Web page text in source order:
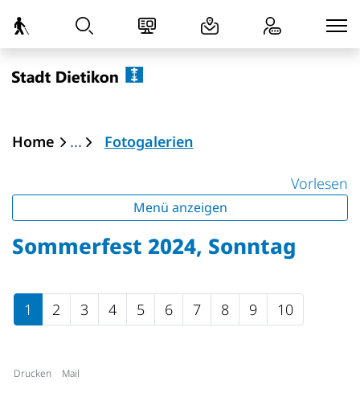
zur Startseite
Direkt zur Hauptnavigation
Direkt zum Inhalt
Direkt zur Suche
Direkt zum Stichwortverzeichnis
Dietikon
Home Fotogalerien(ausgewählt)
Vorlesen
Menü anzeigen
Sommerfest 2024, Sonntag
1 2 3 4 5 6 7 8 9 10
Drucken Mail